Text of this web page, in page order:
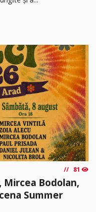
81
Mircea Bodolan,
Summer